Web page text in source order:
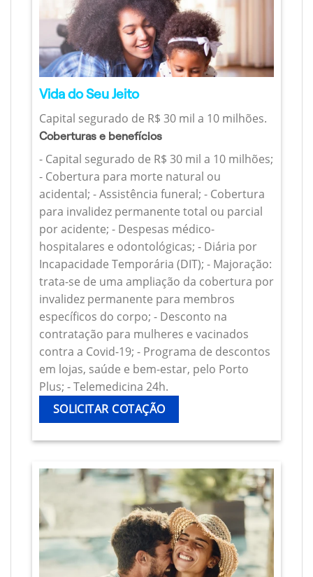
Vida do Seu Jeito
Capital segurado de R$ 30 mil a 10 milhões.
Coberturas e benefícios
- Capital segurado de R$ 30 mil a 10 milhões;
- Cobertura para morte natural ou
acidental; - Assistência funeral; - Cobertura
para invalidez permanente total ou parcial
por acidente; - Despesas médico-
hospitalares e odontológicas; - Diária por
Incapacidade Temporária (DIT); - Majoração:
trata-se de uma ampliação da cobertura por
invalidez permanente para membros
específicos do corpo; - Desconto na
contratação para mulheres e vacinados
contra a Covid-19; - Programa de descontos
em lojas, saúde e bem-estar, pelo Porto
Plus; - Telemedicina 24h.
SOLICITAR COTAÇÃO